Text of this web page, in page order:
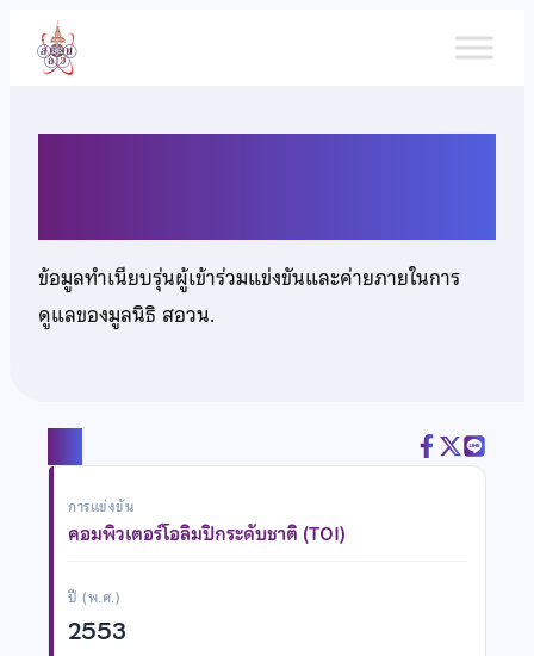
เนื้อหา
ข้อมูลทำเนียบรุ่นผู้เข้าร่วมแข่งขันและค่ายภายในการ
ดูแลของมูลนิธิ สอวน.
การแข่งขัน
คอมพิวเตอร์โอลิมปิกระดับชาติ (TOI)
ปี (พ.ศ.)
2553